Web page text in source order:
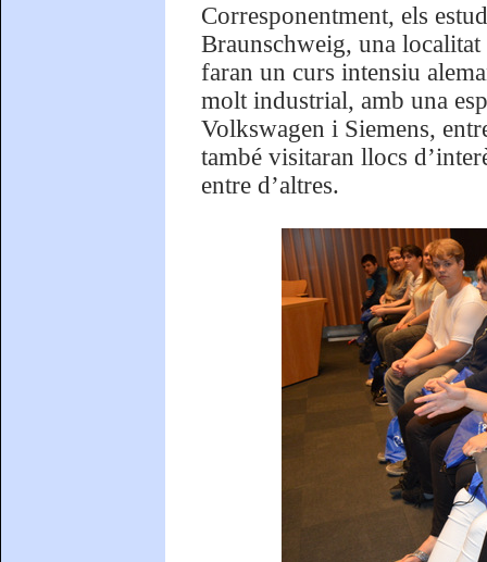
Corresponentment, els
Braunschweig, una
faran un curs intensiu
molt industrial, amb una
Volkswagen i Siemens,
també visitaran llocs
entre d’altres.